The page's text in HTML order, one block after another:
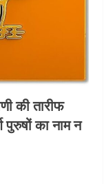
की तारीफ
पुरुषों का नाम न